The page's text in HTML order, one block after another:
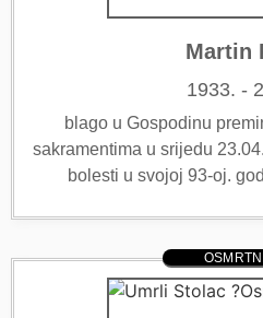
Martin
1933. -
blago u Gospodinu
sakramentima u srijedu
bolesti u svojoj 93-oj.